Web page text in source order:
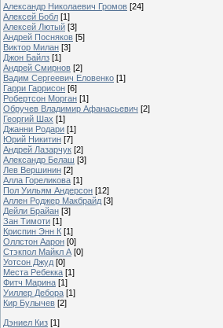
Александр Николаевич Громов [24]
Алексей Бобл [1]
Алексей Лютый [3]
Андрей Посняков [5]
Виктор Милан [3]
Джон Байлз [1]
Андрей Смирнов [2]
Вадим Сергеевич Еловенко [1]
Гарри Гаррисон [6]
Робертсон Морган [1]
Обручев Владимир Афанасьевич [2]
Георгий Шах [1]
Джанни Родари [1]
Юрий Никитин [7]
Андрей Лазарчук [2]
Александр Белаш [3]
Лев Вершинин [2]
Алла Гореликова [1]
Пол Уильям Андерсон [12]
Аллен Роджер Макбрайд [3]
Дейли Брайан [3]
Зан Тимоти [1]
Криспин Энн К [1]
Оллстон Аарон [0]
Стэкпол Майкл А [0]
Уотсон Джуд [0]
Места Ребекка [1]
Фитч Марина [1]
Уиллер Дебора [1]
Кир Булычев [2]
Дэниел Киз [1]